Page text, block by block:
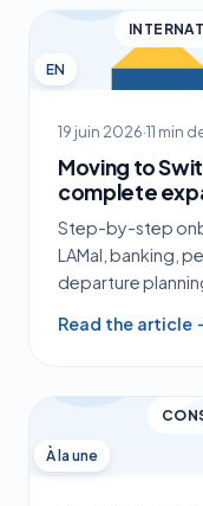
EN
19 juin 2026·11 min
Moving to
complete
Step-by-step
LAMal, banking,
departure
Read the article
À la une